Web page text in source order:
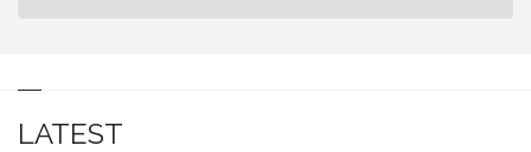
LATEST